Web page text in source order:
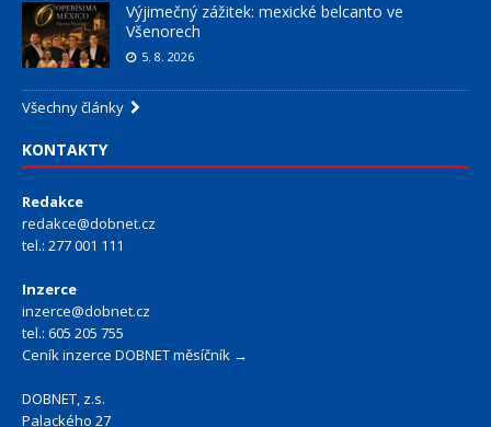
Výjimečný zážitek: mexické belcanto ve
Všenorech
5. 8. 2026
Všechny články
KONTAKTY
Redakce
redakce@dobnet.cz
tel.: 277 001 111
Inzerce
inzerce@dobnet.cz
tel.: 605 205 755
Ceník inzerce DOBNET měsíčník →
DOBNET, z.s.
Palackého 27